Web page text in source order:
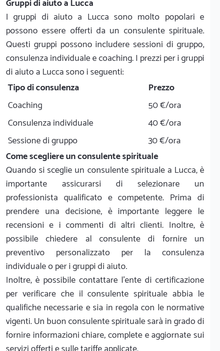
Gruppi di aiuto a Lucca
I gruppi di aiuto a Lucca sono molto popolari e
possono essere offerti da un consulente spirituale.
Questi gruppi possono includere sessioni di gruppo,
consulenza individuale e coaching. I prezzi per i gruppi
di aiuto a Lucca sono i seguenti:
Tipo di consulenza
Prezzo
Coaching
50 €/ora
Consulenza individuale
40 €/ora
Sessione di gruppo
30 €/ora
Come scegliere un consulente spirituale
Quando si sceglie un consulente spirituale a Lucca, è
importante assicurarsi di selezionare un
professionista qualificato e competente. Prima di
prendere una decisione, è importante leggere le
recensioni e i commenti di altri clienti. Inoltre, è
possibile chiedere al consulente di fornire un
preventivo personalizzato per la consulenza
individuale o per i gruppi di aiuto.
Inoltre, è possibile contattare l'ente di certificazione
per verificare che il consulente spirituale abbia le
qualifiche necessarie e sia in regola con le normative
vigenti. Un buon consulente spirituale sarà in grado di
fornire informazioni chiare, complete e aggiornate sui